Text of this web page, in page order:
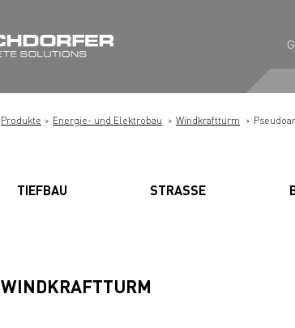
Produkte Energie- und Elektrobau Windkraftturm
TIEFBAU STRASSE
WINDKRAFTTURM